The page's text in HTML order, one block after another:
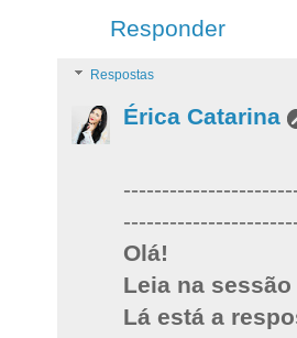
Responder
Respostas
Érica Catarina
Olá!
Leia na
Lá está a